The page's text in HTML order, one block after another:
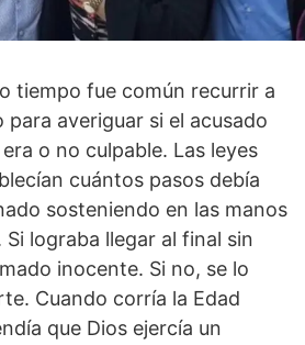
tiempo fue común recurrir a
para averiguar si el acusado
o no culpable. Las leyes
cuántos pasos debía
sosteniendo en las manos
lograba llegar al final sin
inocente. Si no, se lo
Cuando corría la Edad
que Dios ejercía un